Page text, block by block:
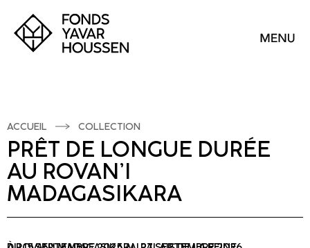
ACCUEIL COLLECTION
PRÊT DE LONGUE DURÉE
AU ROVAN’I
MADAGASIKARA